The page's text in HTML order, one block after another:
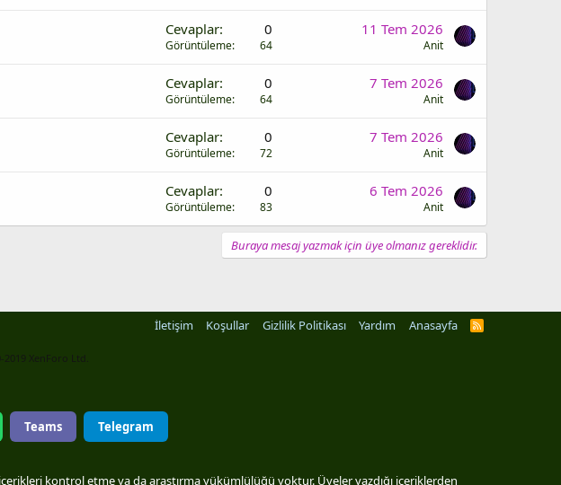
Cevaplar 0
Görüntüleme 64
11 Tem 2026
Anit
Cevaplar 0
Görüntüleme 64
7 Tem 2026
Anit
Cevaplar 0
Görüntüleme 72
7 Tem 2026
Anit
Cevaplar 0
Görüntüleme 83
6 Tem 2026
Anit
Buraya mesaj yazmak için üye olmanız gereklidir.
İletişim Koşullar Gizlilik Politikası Yardım Anasayfa
R
2019 XenForo Ltd.
Teams Telegram
içerikleri kontrol etme ya da araştırma yükümlülüğü yoktur. Üyeler yazdığı içeriklerden